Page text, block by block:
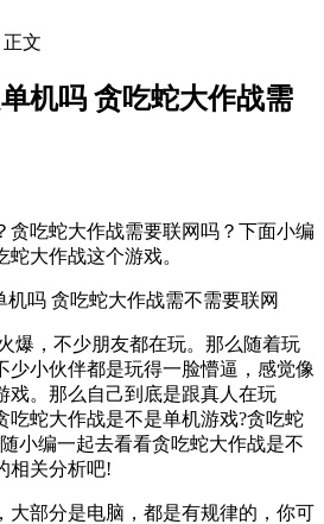
正文
机吗 贪吃蛇大作战需
贪吃蛇大作战需要联网吗？下面小编
大作战这个游戏。
爆，不少朋友都在玩。那么随着玩
少小伙伴都是玩得一脸懵逼，感觉像
戏。那么自己到底是跟真人在玩
吃蛇大作战是不是单机游戏?贪吃蛇
小编一起去看看贪吃蛇大作战是不
相关分析吧!
大部分是电脑，都是有规律的，你可